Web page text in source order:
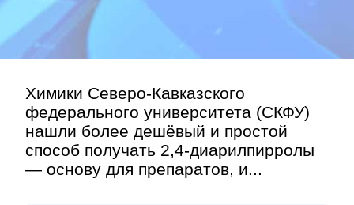
Химики Северо-Кавказского
федерального университета (СКФУ)
нашли более дешёвый и простой
способ получать 2,4-диарилпирролы
— основу для препаратов, и...
Правила »